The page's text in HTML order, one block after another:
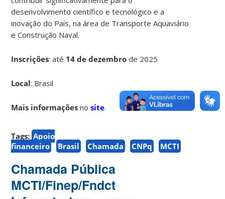
desenvolvimento científico e tecnológico e a
inovação do País, na área de Transporte Aquaviário
e Construção Naval.
Inscrições: até 14 de dezembrode 2025
Local: Brasil
Mais informações nosite.
Tags: Apoio
financeiro
Brasil Chamada CNPq MCTI
Chamada Pública
MCTI/Finep/Fndct